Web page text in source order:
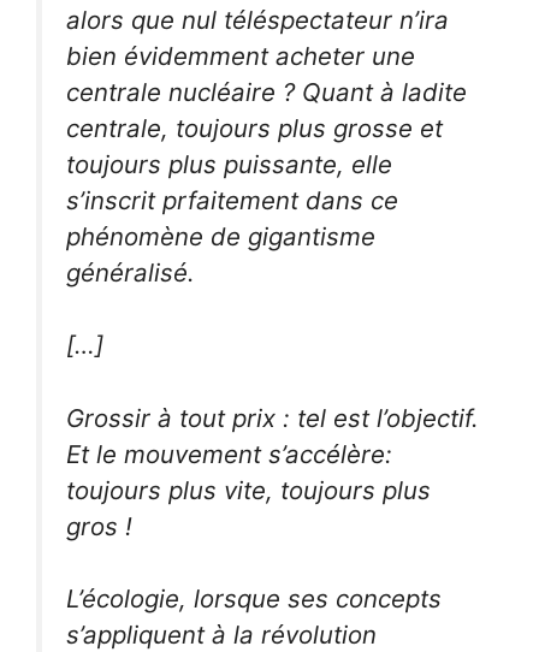
alors que nul téléspectateur n’ira
bien évidemment acheter une
centrale nucléaire ? Quant à ladite
centrale, toujours plus grosse et
toujours plus puissante, elle
s’inscrit prfaitement dans ce
phénomène de gigantisme
généralisé.
[…]
Grossir à tout prix : tel est l’objectif.
Et le mouvement s’accélère:
toujours plus vite, toujours plus
gros !
L’écologie, lorsque ses concepts
s’appliquent à la révolution